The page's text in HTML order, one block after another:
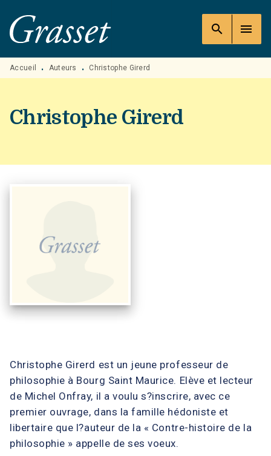
MENU RECHERCHE
PIED DE PAGE
search menu
Accueil • Auteurs • Christophe Girerd
Christophe Girerd
Christophe Girerd est un jeune professeur de
philosophie à Bourg Saint Maurice. Elève et lecteur
de Michel Onfray, il a voulu s?inscrire, avec ce
premier ouvrage, dans la famille hédoniste et
libertaire que l?auteur de la « Contre-histoire de la
philosophie » appelle de ses voeux.